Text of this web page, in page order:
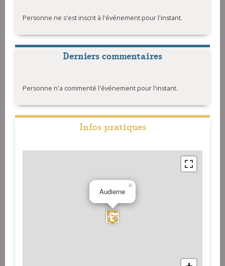
Personne ne s'est inscrit à l'événement pour l'instant.
Derniers commentaires
Personne n'a commenté l'événement pour l'instant.
Infos pratiques
Audierne
×